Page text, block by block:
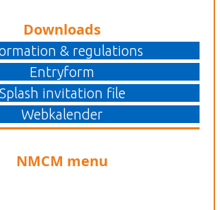
Downloads
& regulations
Entryform
Splash invitation file
Webkalender
NMCM menu